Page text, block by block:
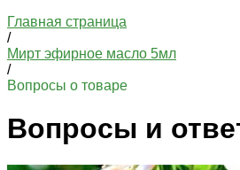
Главная страница
/
Мирт эфирное масло 5мл
/
Вопросы о товаре
Вопросы и